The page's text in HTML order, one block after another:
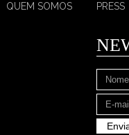
QUEM SOMOS PRESS